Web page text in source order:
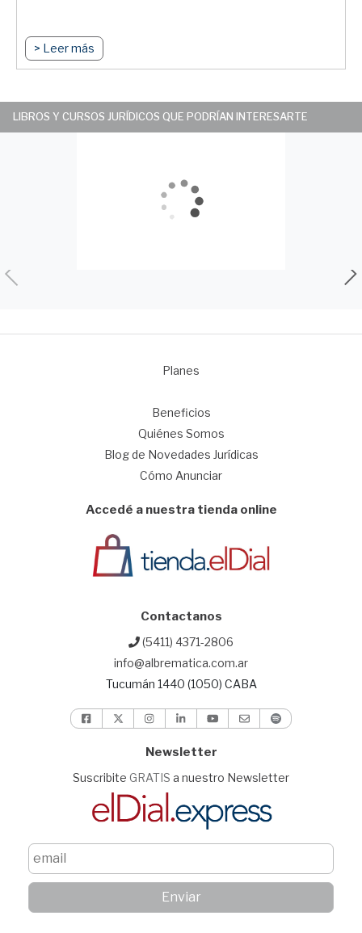
> Leer más
LIBROS Y CURSOS JURÍDICOS QUE PODRÍAN INTERESARTE
Planes
Beneficios
Quiénes Somos
Blog de Novedades Jurídicas
Cómo Anunciar
Accedé a nuestra tienda online
Contactanos
(5411) 4371-2806
info@albrematica.com.ar
Tucumán 1440 (1050) CABA
Newsletter
Suscribite GRATIS a nuestro Newsletter